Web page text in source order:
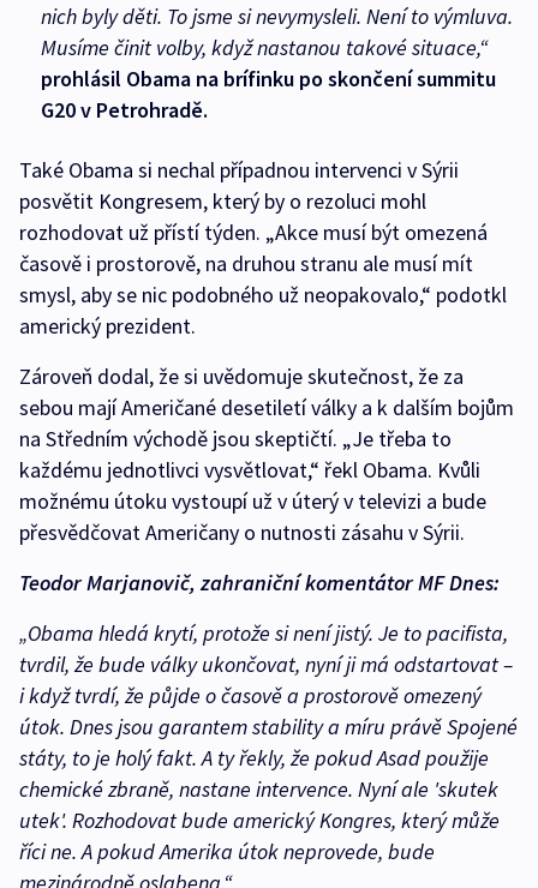
nich byly děti. To jsme si nevymysleli. Není to výmluva.
Musíme činit volby, když nastanou takové situace,“
prohlásil Obama na brífinku po skončení summitu
G20 v Petrohradě.
Také Obama si nechal případnou intervenci v Sýrii
posvětit Kongresem, který by o rezoluci mohl
rozhodovat už přístí týden. „Akce musí být omezená
časově i prostorově, na druhou stranu ale musí mít
smysl, aby se nic podobného už neopakovalo,“ podotkl
americký prezident.
Zároveň dodal, že si uvědomuje skutečnost, že za
sebou mají Američané desetiletí války a k dalším bojům
na Středním východě jsou skeptičtí. „Je třeba to
každému jednotlivci vysvětlovat,“ řekl Obama. Kvůli
možnému útoku vystoupí už v úterý v televizi a bude
přesvědčovat Američany o nutnosti zásahu v Sýrii.
Teodor Marjanovič, zahraniční komentátor MF Dnes:
„Obama hledá krytí, protože si není jistý. Je to pacifista,
tvrdil, že bude války ukončovat, nyní ji má odstartovat –
i když tvrdí, že půjde o časově a prostorově omezený
útok. Dnes jsou garantem stability a míru právě Spojené
státy, to je holý fakt. A ty řekly, že pokud Asad použije
chemické zbraně, nastane intervence. Nyní ale 'skutek
utek'. Rozhodovat bude americký Kongres, který může
říci ne. A pokud Amerika útok neprovede, bude